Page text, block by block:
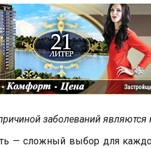
заболеваний являются
— сложный выбор для